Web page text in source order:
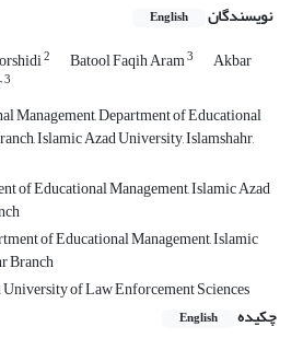
نویسندگان English
2 Batool Faqih Aram3 Akbar
3
Management, Department of Educational
Islamic Azad University, Islamshahr,
of Educational Management, Islamic Azad
of Educational Management, Islamic
Branch
of Law Enforcement Sciences
چکیده
English